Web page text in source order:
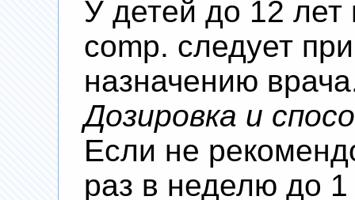
У детей до 12 лет
comp. следует
назначению
Дозировка и
Если не
раз в неделю до